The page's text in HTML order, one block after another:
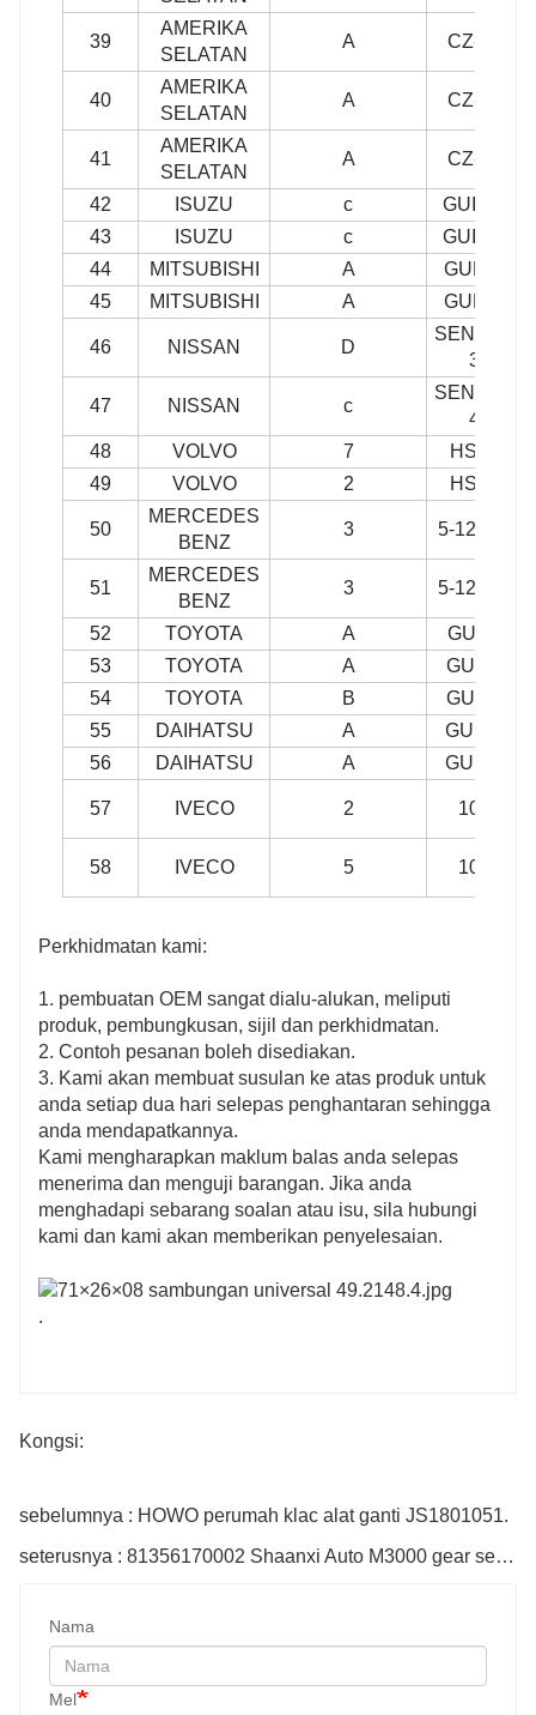
39
AMERIKA
SELATAN
A CZ-240
40
AMERIKA
SELATAN
A CZ-251
41
AMERIKA
SELATAN
A CZ-252
42 ISUZU c
GUIS-54
43
ISUZU c
GUIS-65
44
MITSUBISHI A
GUM-76
45
MITSUBISHI A GUM-79
46 NISSAN D
SENJATA-
33
47 NISSAN c
SENJATA-
43
48
VOLVO 7
HS381
49
VOLVO 2 HS179
50
MERCEDES
BENZ
3 5-12219X
51
MERCEDES
BENZ
3 5-12932X
52 TOYOTA A
GUT-11
53
TOYOTA A
GUT-16
54
TOYOTA B
GUT-21
55
DAIHATSU A
GUD-82
56
DAIHATSU A GUD-84
57 IVECO 2 1020
58 IVECO 5 1000
Perkhidmatan kami:
1. pembuatan OEM sangat dialu-alukan, meliputi
produk, pembungkusan, sijil dan perkhidmatan.
2. Contoh pesanan boleh disediakan.
3. Kami akan membuat susulan ke atas produk untuk
anda setiap dua hari selepas penghantaran sehingga
anda mendapatkannya.
Kami mengharapkan maklum balas anda selepas
menerima dan menguji barangan. Jika anda
menghadapi sebarang soalan atau isu, sila hubungi
kami dan kami akan memberikan penyelesaian.
.
Kongsi:
sebelumnya : HOWO perumah klac alat ganti JS1801051.
seterusnya : 81356170002 Shaanxi Auto M3000 gear separuh aci
Nama
Mel